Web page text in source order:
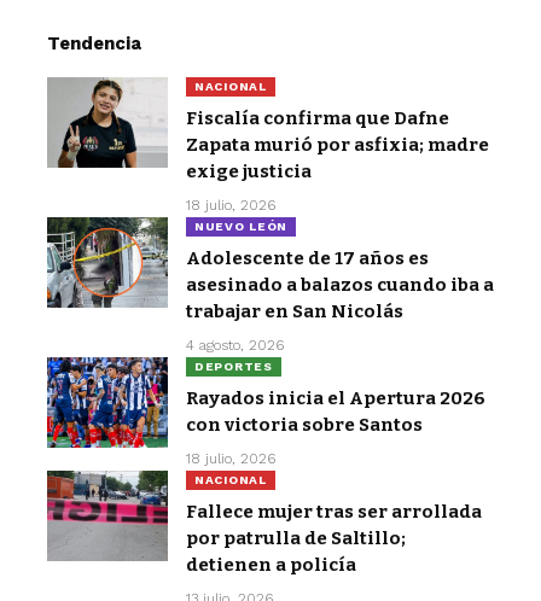
Tendencia
NACIONAL
Fiscalía confirma que Dafne
Zapata murió por asfixia; madre
exige justicia
18 julio, 2026
NUEVO LEÓN
Adolescente de 17 años es
asesinado a balazos cuando iba a
trabajar en San Nicolás
4 agosto, 2026
DEPORTES
Rayados inicia el Apertura 2026
con victoria sobre Santos
18 julio, 2026
NACIONAL
Fallece mujer tras ser arrollada
por patrulla de Saltillo;
detienen a policía